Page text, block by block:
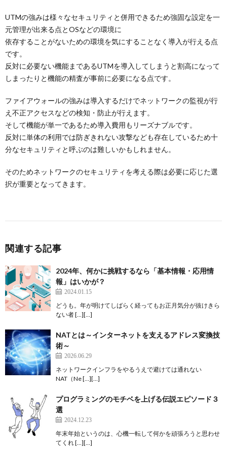
UTMの強みは様々なセキュリティと併用できるため強固な設定を一
元管理が出来る点とOSなどの環境に
依存することがないための環境を気にすることなく導入が行える点
です。
反対に必要ない機能まであるUTMを導入してしまうと割高になって
しまったりと機能の精査が事前に必要になる点です。
ファイアウォールの強みは導入するだけでネットワークの監視が行
え不正アクセスなどの検知・防止が行えます。
そして機能が単一であるため導入費用もリーズナブルです。
反対に単体の利用では防ぎきれない攻撃なども存在しているため十
分なセキュリティと呼ぶのは難しいかもしれません。
そのためネットワークのセキュリティを考える際は必要に応じた選
択が重要となってきます。
関連する記事
2024年、何かに挑戦するなら「基本情報・応用情
報」はいかが？
2024.01.15
どうも。年が明けてしばらく経ってもお正月気分が抜けきら
ない者 […][…]
NATとは～インターネットを支えるアドレス変換技
術～
2026.06.29
ネットワークインフラをやるうえで避けては通れない
NAT（Ne […][…]
プログラミングのモチベを上げる伝説エピソード３
選
2024.12.23
年末年始というのは、心機一転して何かを頑張ろうと思わせ
てくれ […][…]